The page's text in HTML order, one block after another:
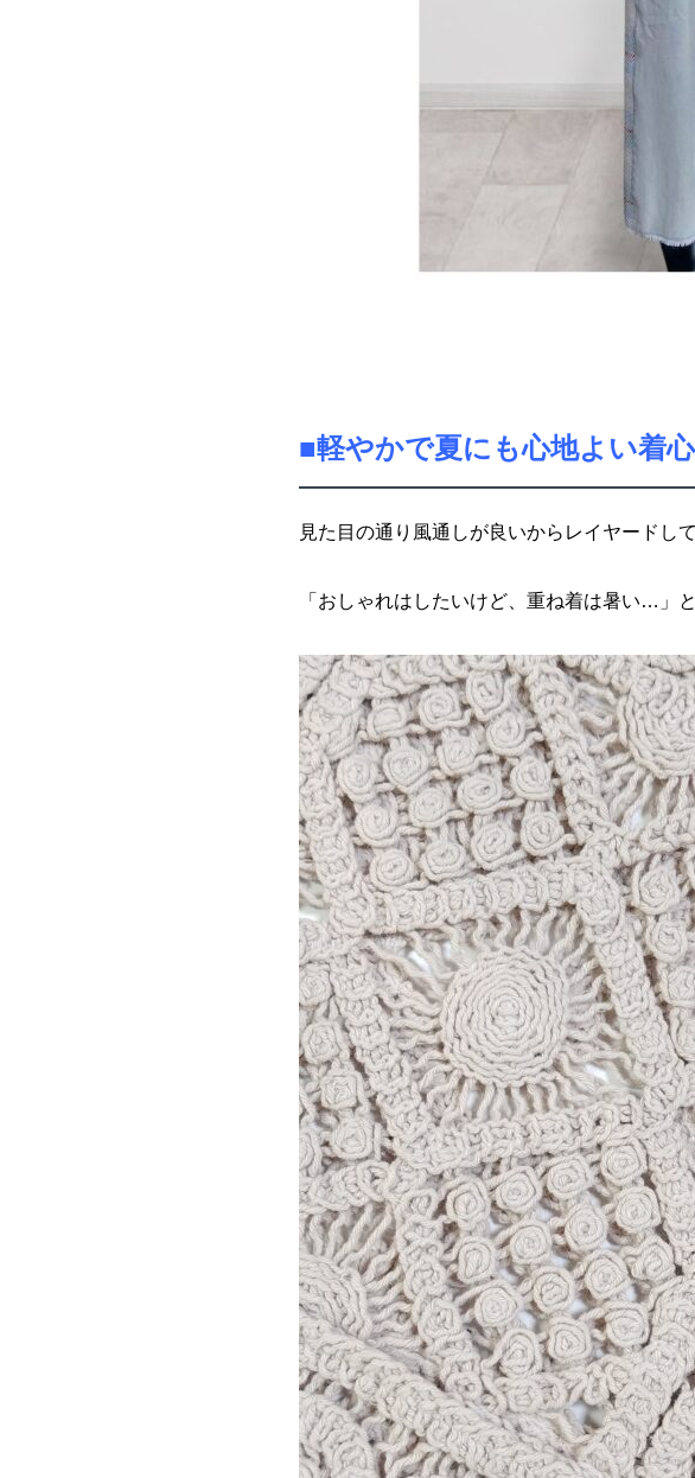
■軽やかで夏にも心地よい着
見た目の通り風通しが良いからレイヤードし
「おしゃれはしたいけど、重ね着は暑い…」